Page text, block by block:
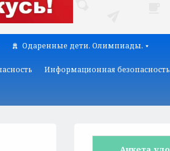
Одаренные дети. Олимпиады.
Информационная безопасность